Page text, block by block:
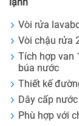
lạnh
Vòi rửa
Vòi chậu rửa
Tích hợp van
búa nước
Thiết kế
Dây cấp
Phù hợp với